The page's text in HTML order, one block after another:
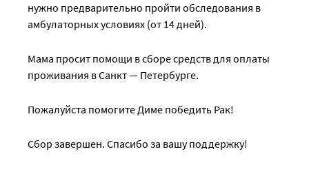
нужно предварительно пройти обследования в
амбулаторных условиях (от 14 дней).
Мама просит помощи в сборе средств для оплаты
проживания в Санкт — Петербурге.
Пожалуйста помогите Диме победить Рак!
Сбор завершен. Спасибо за вашу поддержку!